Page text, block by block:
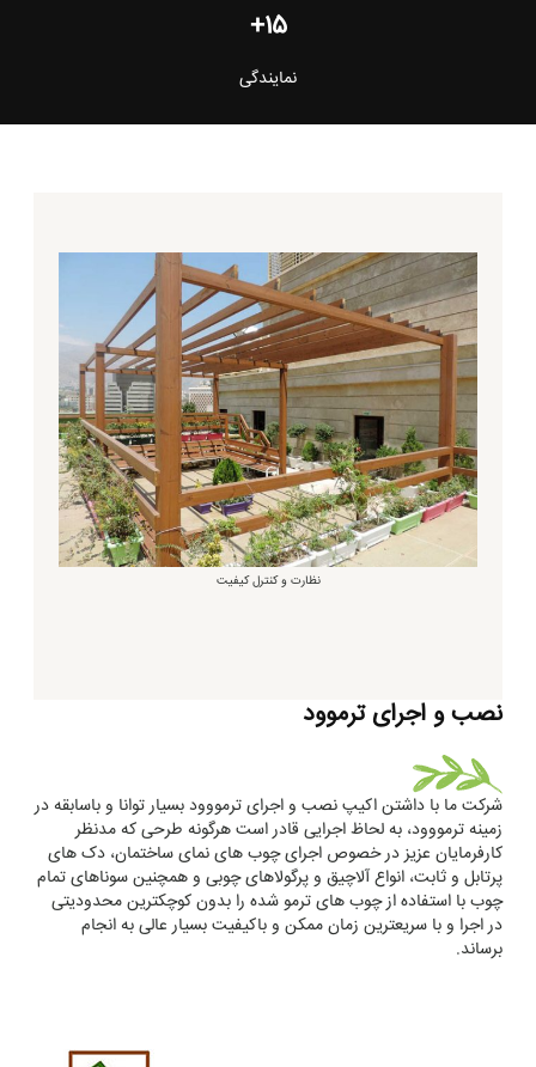
15+
نمایندگی
نظارت و کنترل کیفیت
نصب و اجرای ترموود
شرکت ما با داشتن اکیپ نصب و اجرای ترمووود بسیار توانا و باسابقه در
زمینه ترمووود، به لحاظ اجرایی قادر است هرگونه طرحی که مدنظر
کارفرمایان عزیز در خصوص اجرای چوب های نمای ساختمان، دک های
پرتابل و ثابت، انواع آلاچیق و پرگولاهای چوبی و همچنین سوناهای تمام
چوب با استفاده از چوب های ترمو شده را بدون کوچکترین محدودیتی
در اجرا و با سریعترین زمان ممکن و باکیفیت بسیار عالی به انجام
برساند.